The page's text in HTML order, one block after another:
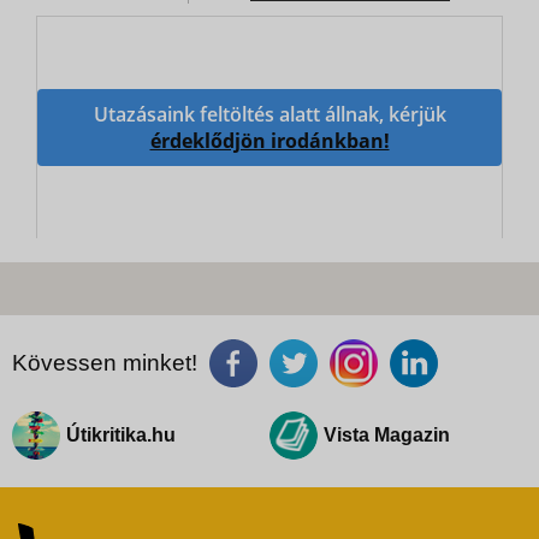
Utazásaink feltöltés alatt állnak, kérjük
érdeklődjön irodánkban!
Kövessen minket!
Útikritika.hu Vista Magazin